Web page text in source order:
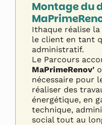
Montage du
Ithaque réalise la
le client en tant
administratif.
Le Parcours
MaPrimeRenov'
nécessaire pour
réaliser des
énergétique, en
technique,
social tout au